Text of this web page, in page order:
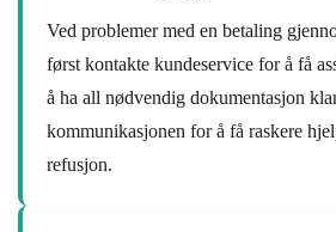
Ved problemer med en betaling
først kontakte kundeservice for å få
å ha all nødvendig dokumentasjon
kommunikasjonen for å få raskere
refusjon.